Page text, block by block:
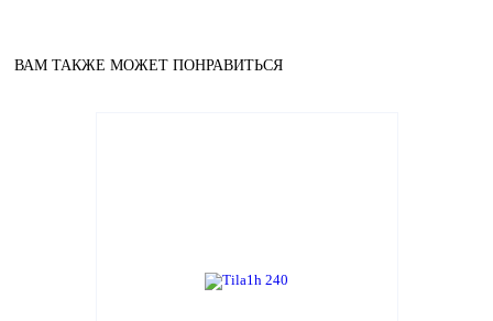
ВАМ ТАКЖЕ МОЖЕТ ПОНРАВИТЬСЯ